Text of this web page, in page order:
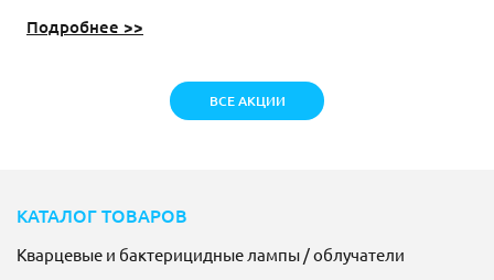
Подробнее >>
ВСЕ АКЦИИ
КАТАЛОГ ТОВАРОВ
Кварцевые и бактерицидные лампы / облучатели